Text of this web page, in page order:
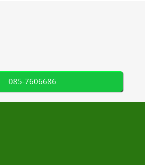
085-7606686